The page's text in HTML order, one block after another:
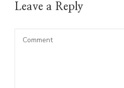
Leave a Reply